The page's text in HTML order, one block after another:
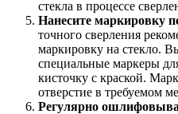
стекла в процессе
Нанесите маркировку
точного сверления
маркировку на стекло.
специальные маркеры
кисточку с краской.
отверстие в требуемом
Регулярно